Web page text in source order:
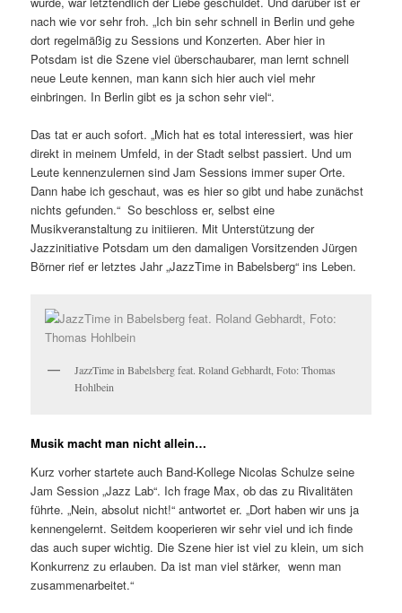
nach wie vor sehr froh. „Ich bin sehr schnell in Berlin und gehe
dort regelmäßig zu Sessions und Konzerten. Aber hier in
Potsdam ist die Szene viel überschaubarer, man lernt schnell
neue Leute kennen, man kann sich hier auch viel mehr
einbringen. In Berlin gibt es ja schon sehr viel“.
Das tat er auch sofort. „Mich hat es total interessiert, was hier
direkt in meinem Umfeld, in der Stadt selbst passiert. Und um
Leute kennenzulernen sind Jam Sessions immer super Orte.
Dann habe ich geschaut, was es hier so gibt und habe zunächst
nichts gefunden.“ So beschloss er, selbst eine
Musikveranstaltung zu initiieren. Mit Unterstützung der
Jazzinitiative Potsdam um den damaligen Vorsitzenden Jürgen
Börner rief er letztes Jahr „JazzTime in Babelsberg“ ins Leben.
JazzTime in Babelsberg feat. Roland Gebhardt, Foto: Thomas
Hohlbein
Musik macht man nicht allein…
Kurz vorher startete auch Band-Kollege Nicolas Schulze seine
Jam Session „Jazz Lab“. Ich frage Max, ob das zu Rivalitäten
führte. „Nein, absolut nicht!“ antwortet er. „Dort haben wir uns ja
kennengelernt. Seitdem kooperieren wir sehr viel und ich finde
das auch super wichtig. Die Szene hier ist viel zu klein, um sich
Konkurrenz zu erlauben. Da ist man viel stärker, wenn man
zusammenarbeitet.“